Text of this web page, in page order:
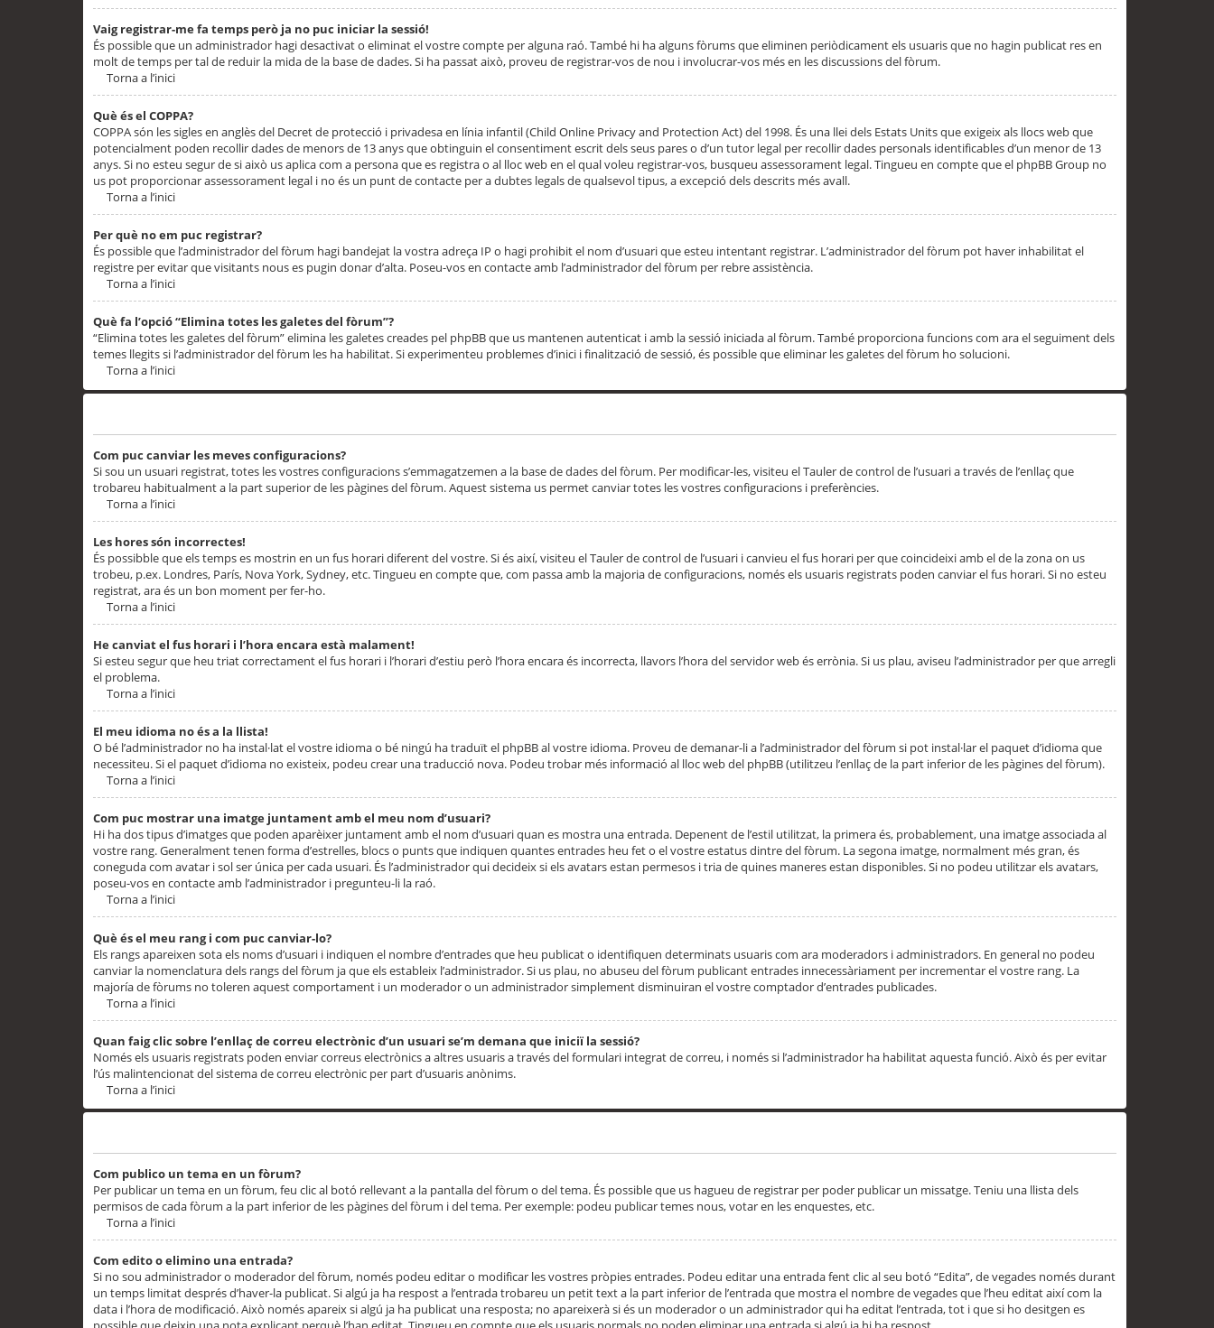
Vaig registrar-me fa temps però ja no puc iniciar la sessió!
És possible que un administrador hagi desactivat o eliminat el vostre compte per alguna raó. També hi ha alguns fòrums que eliminen periòdicament els usuaris que no hagin publicat res en
molt de temps per tal de reduir la mida de la base de dades. Si ha passat això, proveu de registrar-vos de nou i involucrar-vos més en les discussions del fòrum.
Torna a l’inici
Què és el COPPA?
COPPA són les sigles en anglès del Decret de protecció i privadesa en línia infantil (Child Online Privacy and Protection Act) del 1998. És una llei dels Estats Units que exigeix als llocs web que
potencialment poden recollir dades de menors de 13 anys que obtinguin el consentiment escrit dels seus pares o d’un tutor legal per recollir dades personals identificables d’un menor de 13
anys. Si no esteu segur de si això us aplica com a persona que es registra o al lloc web en el qual voleu registrar-vos, busqueu assessorament legal. Tingueu en compte que el phpBB Group no
us pot proporcionar assessorament legal i no és un punt de contacte per a dubtes legals de qualsevol tipus, a excepció dels descrits més avall.
Torna a l’inici
Per què no em puc registrar?
És possible que l’administrador del fòrum hagi bandejat la vostra adreça IP o hagi prohibit el nom d’usuari que esteu intentant registrar. L’administrador del fòrum pot haver inhabilitat el
registre per evitar que visitants nous es pugin donar d’alta. Poseu-vos en contacte amb l’administrador del fòrum per rebre assistència.
Torna a l’inici
Què fa l’opció “Elimina totes les galetes del fòrum”?
“Elimina totes les galetes del fòrum” elimina les galetes creades pel phpBB que us mantenen autenticat i amb la sessió iniciada al fòrum. També proporciona funcions com ara el seguiment dels
temes llegits si l’administrador del fòrum les ha habilitat. Si experimenteu problemes d’inici i finalització de sessió, és possible que eliminar les galetes del fòrum ho solucioni.
Torna a l’inici
Com puc canviar les meves configuracions?
Si sou un usuari registrat, totes les vostres configuracions s’emmagatzemen a la base de dades del fòrum. Per modificar-les, visiteu el Tauler de control de l’usuari a través de l’enllaç que
trobareu habitualment a la part superior de les pàgines del fòrum. Aquest sistema us permet canviar totes les vostres configuracions i preferències.
Torna a l’inici
Les hores són incorrectes!
És possibble que els temps es mostrin en un fus horari diferent del vostre. Si és així, visiteu el Tauler de control de l’usuari i canvieu el fus horari per que coincideixi amb el de la zona on us
trobeu, p.ex. Londres, París, Nova York, Sydney, etc. Tingueu en compte que, com passa amb la majoria de configuracions, només els usuaris registrats poden canviar el fus horari. Si no esteu
registrat, ara és un bon moment per fer-ho.
Torna a l’inici
He canviat el fus horari i l’hora encara està malament!
Si esteu segur que heu triat correctament el fus horari i l’horari d’estiu però l’hora encara és incorrecta, llavors l’hora del servidor web és errònia. Si us plau, aviseu l’administrador per que arregli
el problema.
Torna a l’inici
El meu idioma no és a la llista!
O bé l’administrador no ha instal·lat el vostre idioma o bé ningú ha traduït el phpBB al vostre idioma. Proveu de demanar-li a l’administrador del fòrum si pot instal·lar el paquet d’idioma que
necessiteu. Si el paquet d’idioma no existeix, podeu crear una traducció nova. Podeu trobar més informació al lloc web del phpBB (utilitzeu l’enllaç de la part inferior de les pàgines del fòrum).
Torna a l’inici
Com puc mostrar una imatge juntament amb el meu nom d’usuari?
Hi ha dos tipus d’imatges que poden aparèixer juntament amb el nom d’usuari quan es mostra una entrada. Depenent de l’estil utilitzat, la primera és, probablement, una imatge associada al
vostre rang. Generalment tenen forma d’estrelles, blocs o punts que indiquen quantes entrades heu fet o el vostre estatus dintre del fòrum. La segona imatge, normalment més gran, és
coneguda com avatar i sol ser única per cada usuari. És l’administrador qui decideix si els avatars estan permesos i tria de quines maneres estan disponibles. Si no podeu utilitzar els avatars,
poseu-vos en contacte amb l’administrador i pregunteu-li la raó.
Torna a l’inici
Què és el meu rang i com puc canviar-lo?
Els rangs apareixen sota els noms d’usuari i indiquen el nombre d’entrades que heu publicat o identifiquen determinats usuaris com ara moderadors i administradors. En general no podeu
canviar la nomenclatura dels rangs del fòrum ja que els estableix l’administrador. Si us plau, no abuseu del fòrum publicant entrades innecessàriament per incrementar el vostre rang. La
majoría de fòrums no toleren aquest comportament i un moderador o un administrador simplement disminuiran el vostre comptador d’entrades publicades.
Torna a l’inici
Quan faig clic sobre l’enllaç de correu electrònic d’un usuari se’m demana que iniciï la sessió?
Només els usuaris registrats poden enviar correus electrònics a altres usuaris a través del formulari integrat de correu, i només si l’administrador ha habilitat aquesta funció. Això és per evitar
l’ús malintencionat del sistema de correu electrònic per part d’usuaris anònims.
Torna a l’inici
Com publico un tema en un fòrum?
Per publicar un tema en un fòrum, feu clic al botó rellevant a la pantalla del fòrum o del tema. És possible que us hagueu de registrar per poder publicar un missatge. Teniu una llista dels
permisos de cada fòrum a la part inferior de les pàgines del fòrum i del tema. Per exemple: podeu publicar temes nous, votar en les enquestes, etc.
Torna a l’inici
Com edito o elimino una entrada?
Si no sou administrador o moderador del fòrum, només podeu editar o modificar les vostres pròpies entrades. Podeu editar una entrada fent clic al seu botó “Edita”, de vegades només durant
un temps limitat després d’haver-la publicat. Si algú ja ha respost a l’entrada trobareu un petit text a la part inferior de l’entrada que mostra el nombre de vegades que l’heu editat així com la
data i l’hora de modificació. Això només apareix si algú ja ha publicat una resposta; no apareixerà si és un moderador o un administrador qui ha editat l’entrada, tot i que si ho desitgen es